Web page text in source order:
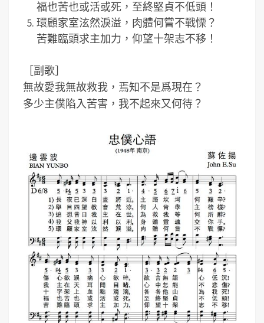
福也苦也或活或死，至終堅貞不低頭！
環顧家室泫然淚溢，肉體何嘗不戰慄？
苦難臨頭求主加力，仰望十架志不移！
［副歌］
無故愛我無故救我，焉知不是爲現在？
多少主僕陷入苦害，我不起來又何待？